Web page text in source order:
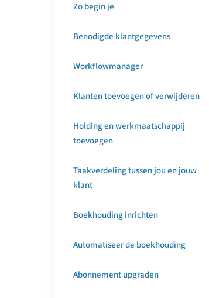
Zo begin je
Benodigde klantgegevens
Workflowmanager
Klanten toevoegen of verwijderen
Holding en werkmaatschappij
toevoegen
Taakverdeling tussen jou en jouw
klant
Boekhouding inrichten
Automatiseer de boekhouding
Abonnement upgraden